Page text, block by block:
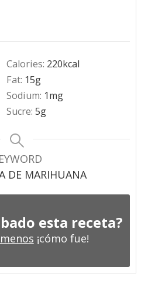
Calories: 220kcal
Fat: 15g
Sodium: 1mg
Sucre: 5g
DE MARIHUANA
esta receta?
¡cómo fue!